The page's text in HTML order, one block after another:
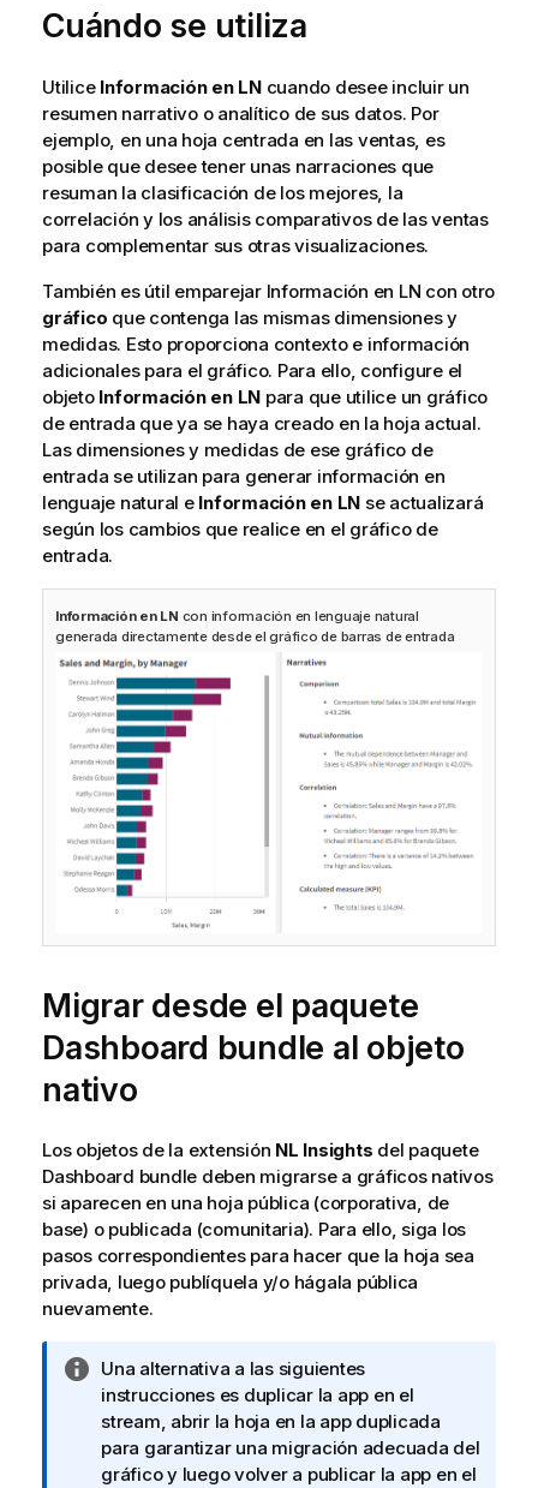
Cuándo se utiliza
Utilice Información en LNcuando desee incluir un
resumen narrativo o analítico de sus datos. Por
ejemplo, en una hoja centrada en las ventas, es
posible que desee tener unas narraciones que
resuman la clasificación de los mejores, la
correlación y los análisis comparativos de las ventas
para complementar sus otras visualizaciones.
También es útil emparejar Información en LN con otro
gráfico que contenga las mismas dimensiones y
medidas. Esto proporciona contexto e información
adicionales para el gráfico. Para ello, configure el
objeto Información en LN para que utilice un gráfico
de entrada que ya se haya creado en la hoja actual.
Las dimensiones y medidas de ese gráfico de
entrada se utilizan para generar información en
lenguaje natural e Información en LN se actualizará
según los cambios que realice en el gráfico de
entrada.
Información en LN con información en lenguaje natural
generada directamente desde el gráfico de barras de entrada
Migrar desde el paquete
Dashboard bundle al objeto
nativo
Los objetos de la extensión NL Insights del paquete
Dashboard bundle deben migrarse a gráficos nativos
si aparecen en una hoja pública (corporativa, de
base) o publicada (comunitaria). Para ello, siga los
pasos correspondientes para hacer que la hoja sea
privada, luego publíquela y/o hágala pública
nuevamente.
N
o
t
a
i
Una alternativa a las siguientes
instrucciones es duplicar la app en el
stream, abrir la hoja en la app duplicada
para garantizar una migración adecuada del
gráfico y luego volver a publicar la app en el